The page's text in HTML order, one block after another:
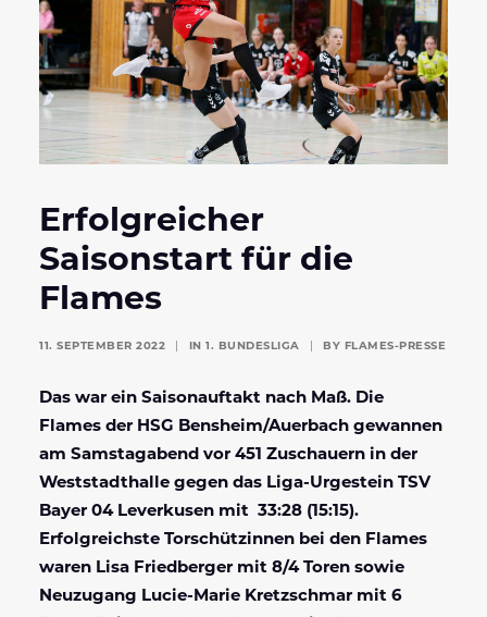
Erfolgreicher
Saisonstart für die
Flames
11. SEPTEMBER 2022 IN 1. BUNDESLIGA BY FLAMES-PRESSE
Das war ein Saisonauftakt nach Maß. Die
Flames der HSG Bensheim/Auerbach gewannen
am Samstagabend vor 451 Zuschauern in der
Weststadthalle gegen das Liga-Urgestein TSV
Bayer 04 Leverkusen mit 33:28 (15:15).
Erfolgreichste Torschützinnen bei den Flames
waren Lisa Friedberger mit 8/4 Toren sowie
Neuzugang Lucie-Marie Kretzschmar mit 6